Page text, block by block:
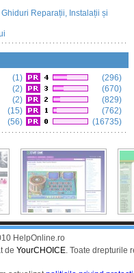
Reparații, Instalații și
(1)
(2)
(2)
(15)
(56)
(296)
(670)
(829)
(762)
(16735)
HelpOnline.ro
de YourCHOICE. Toate drepturile